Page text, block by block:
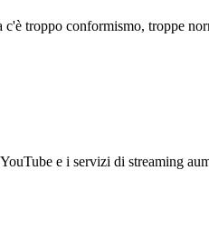
c'è troppo conformismo, troppe
e i servizi di streaming